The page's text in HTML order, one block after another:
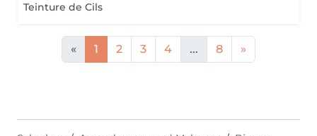
Teinture de Cils
« 1 2 3 4 ... 8 »